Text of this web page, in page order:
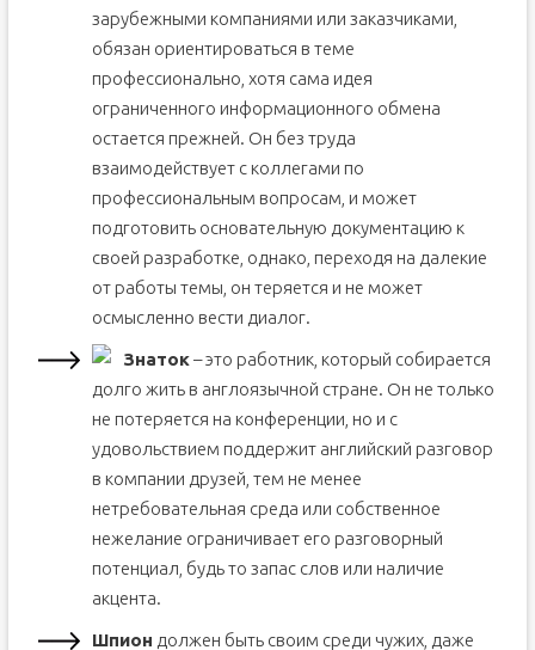
зарубежными компаниями или заказчиками,
обязан ориентироваться в теме
профессионально, хотя сама идея
ограниченного информационного обмена
остается прежней. Он без труда
взаимодействует с коллегами по
профессиональным вопросам, и может
подготовить основательную документацию к
своей разработке, однако, переходя на далекие
от работы темы, он теряется и не может
осмысленно вести диалог.
Знаток– это работник, который собирается
долго жить в англоязычной стране. Он не только
не потеряется на конференции, но и с
удовольствием поддержит английский разговор
в компании друзей, тем не менее
нетребовательная среда или собственное
нежелание ограничивает его разговорный
потенциал, будь то запас слов или наличие
акцента.
Шпион должен быть своим среди чужих, даже